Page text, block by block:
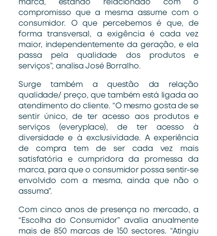
marca, estando relacionado com o
compromisso que a mesma assume com o
consumidor. O que percebemos é que, de
forma transversal, a exigência é cada vez
maior, independentemente da geração, e ela
passa pela qualidade dos produtos e
serviços”, analisa José Borralho.
Surge também a questão da relação
qualidade/ preço, que também está ligada ao
atendimento do cliente. “O mesmo gosta de se
sentir único, de ter acesso aos produtos e
serviços (everyplace), de ter acesso à
diversidade e à exclusividade. A experiência
de compra tem de ser cada vez mais
satisfatória e cumpridora da promessa da
marca, para que o consumidor possa sentir-se
envolvido com a mesma, ainda que não o
assuma”.
Com cinco anos de presença no mercado, a
“Escolha do Consumidor” avalia anualmente
mais de 850 marcas de 150 sectores. “Atingiu